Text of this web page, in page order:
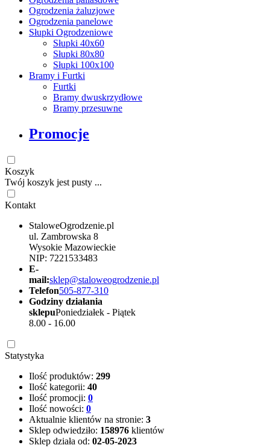
Ogrodzenia żaluzjowe
Ogrodzenia panelowe
Słupki Ogrodzeniowe
Słupki 40x60
Słupki 80x80
Słupki 100x100
Bramy i Furtki
Furtki
Bramy dwuskrzydłowe
Bramy przesuwne
Promocje
Koszyk
Twój koszyk jest pusty ...
Kontakt
StaloweOgrodzenie.pl
ul. Zambrowska 8
Wysokie Mazowieckie
NIP: 7221533483
E-
mail:sklep@staloweogrodzenie.pl
Telefon505-877-310
Godziny działania
sklepuPoniedziałek - Piątek
8.00 - 16.00
Statystyka
Ilość produktów: 299
Ilość kategorii: 40
Ilość promocji: 0
Ilość nowości: 0
Aktualnie klientów na stronie: 3
Sklep odwiedziło: 158976 klientów
Sklep działa od: 02-05-2023